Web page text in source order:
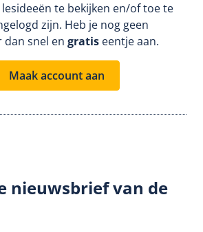
te bekijken en/of toe te
zijn. Heb je nog geen
dan snel en gratis eentje aan.
Maak account aan
nieuwsbrief van de